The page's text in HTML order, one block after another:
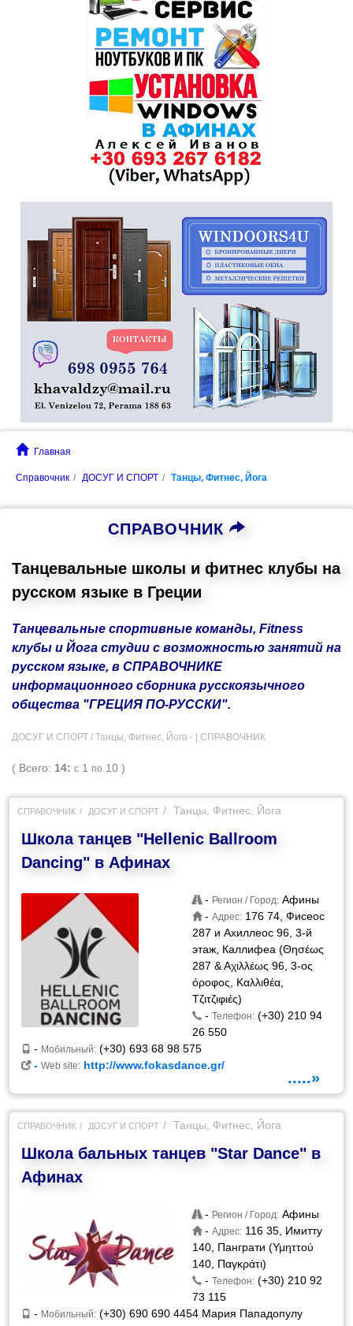
Главная
Справочник ДОСУГ И СПОРТ Танцы, Фитнес, Йога
СПРАВОЧНИК
Танцевальные школы и фитнес клубы на
русском языке в Греции
Танцевальные спортивные команды, Fitness
клубы и Йога студии с возможностью занятий на
русском языке, в СПРАВОЧНИКЕ
информационного сборника русскоязычного
общества "ГРЕЦИЯ ПО-РУССКИ".
ДОСУГ И СПОРТ / Танцы, Фитнес, Йога - | СПРАВОЧНИК
( Всего: 14: с 1 по 10 )
СПРАВОЧНИК ДОСУГ И СПОРТ Танцы, Фитнес, Йога
Школа танцев "Hellenic Ballroom
Dancing" в Афинах
- Регион / Город: Афины
-Адрес: 176 74, Фисеос
287 и Ахиллеос 96, 3-й
этаж, Каллифеа (Θησέως
287 & Αχιλλέως 96, 3-ος
όροφος, Καλλιθέα,
Τζιτζιφιές)
-Телефон: (+30) 210 94
26 550
- Мобильный: (+30) 693 68 98 575
-Web site: http://www.fokasdance.gr/
.....»
СПРАВОЧНИК ДОСУГ И СПОРТ Танцы, Фитнес, Йога
Школа бальных танцев "Star Dance" в
Афинах
- Регион / Город: Афины
-Адрес: 116 35, Имитту
140, Панграти (Υμηττού
140, Παγκράτι)
-Телефон: (+30) 210 92
73 115
- Мобильный: (+30) 690 690 4454 Мария Пападопулу